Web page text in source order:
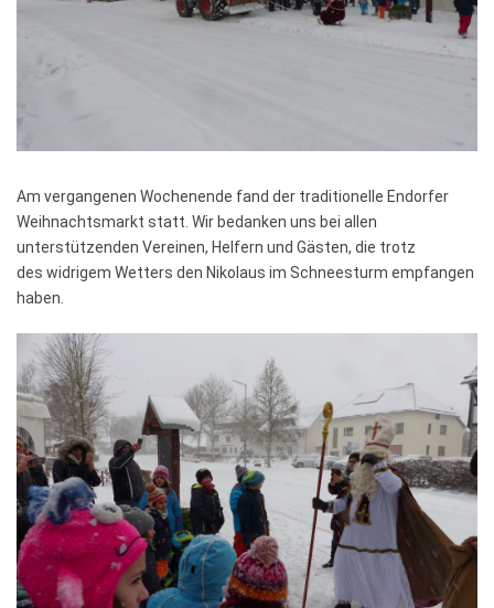
Am vergangenen Wochenende fand der traditionelle Endorfer
Weihnachtsmarkt statt. Wir bedanken uns bei allen
unterstützenden Vereinen, Helfern und Gästen, die trotz
des widrigem Wetters den Nikolaus im Schneesturm empfangen
haben.